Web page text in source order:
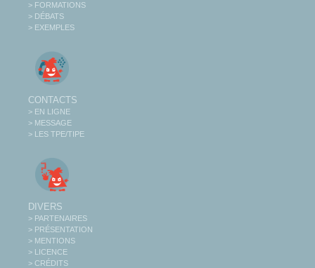
> FORMATIONS
> DÉBATS
> EXEMPLES
CONTACTS
> EN LIGNE
> MESSAGE
> LES TPE/TIPE
DIVERS
> PARTENAIRES
> PRÉSENTATION
> MENTIONS
> LICENCE
> CRÉDITS